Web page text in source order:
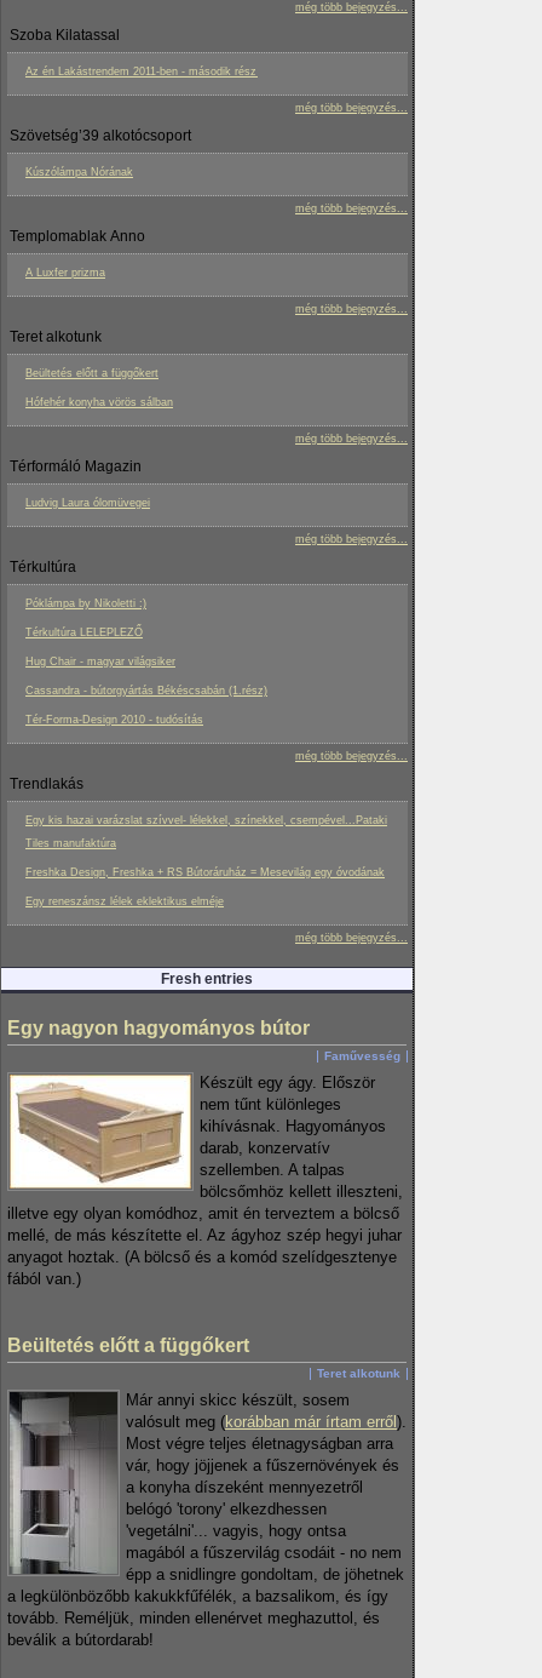
még több bejegyzés...
Szoba Kilatassal
Az én Lakástrendem 2011-ben - második rész
még több bejegyzés...
Szövetség’39 alkotócsoport
Kúszólámpa Nórának
még több bejegyzés...
Templomablak Anno
A Luxfer prizma
még több bejegyzés...
Teret alkotunk
Beültetés előtt a függőkert
Hófehér konyha vörös sálban
még több bejegyzés...
Térformáló Magazin
Ludvig Laura ólomüvegei
még több bejegyzés...
Térkultúra
Póklámpa by Nikoletti :)
Térkultúra LELEPLEZŐ
Hug Chair - magyar világsiker
Cassandra - bútorgyártás Békéscsabán (1.rész)
Tér-Forma-Design 2010 - tudósítás
még több bejegyzés...
Trendlakás
Egy kis hazai varázslat szívvel- lélekkel, színekkel, csempével...Pataki
Tiles manufaktúra
Freshka Design, Freshka + RS Bútoráruház = Mesevilág egy óvodának
Egy reneszánsz lélek eklektikus elméje
még több bejegyzés...
Fresh entries
Egy nagyon hagyományos bútor
Faművesség
Készült egy ágy. Először
nem tűnt különleges
kihívásnak. Hagyományos
darab, konzervatív
szellemben. A talpas
bölcsőmhöz kellett illeszteni,
illetve egy olyan komódhoz, amit én terveztem a bölcső
mellé, de más készítette el. Az ágyhoz szép hegyi juhar
anyagot hoztak. (A bölcső és a komód szelídgesztenye
fából van.)
Beültetés előtt a függőkert
Teret alkotunk
Már annyi skicc készült, sosem
valósult meg (korábban már írtam erről ).
Most végre teljes életnagyságban arra
vár, hogy jöjjenek a fűszernövények és
a konyha díszeként mennyezetről
belógó 'torony' elkezdhessen
'vegetálni'... vagyis, hogy ontsa
magából a fűszervilág csodáit - no nem
épp a snidlingre gondoltam, de jöhetnek
a legkülönbözőbb kakukkfűfélék, a bazsalikom, és így
tovább. Reméljük, minden ellenérvet meghazuttol, és
beválik a bútordarab!